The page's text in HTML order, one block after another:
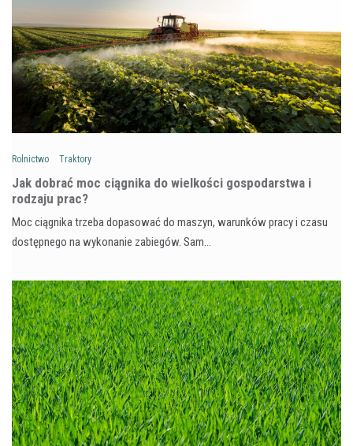
Rolnictwo Traktory
Jak dobrać moc ciągnika do wielkości gospodarstwa i
rodzaju prac?
Moc ciągnika trzeba dopasować do maszyn, warunków pracy i czasu
dostępnego na wykonanie zabiegów. Sam…